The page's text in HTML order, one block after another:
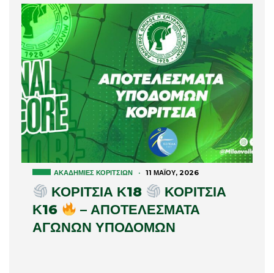
ΑΚΑΔΗΜΊΕΣ ΚΟΡΙΤΣΙΏΝ · 11 ΜΑΪ́ΟΥ, 2026
ΚΟΡΙΤΣΙΑ Κ18
ΚΟΡΙΤΣΙΑ
Κ16
– ΑΠΟΤΕΛΕΣΜΑΤΑ
ΑΓΩΝΩΝ ΥΠΟΔΟΜΩΝ